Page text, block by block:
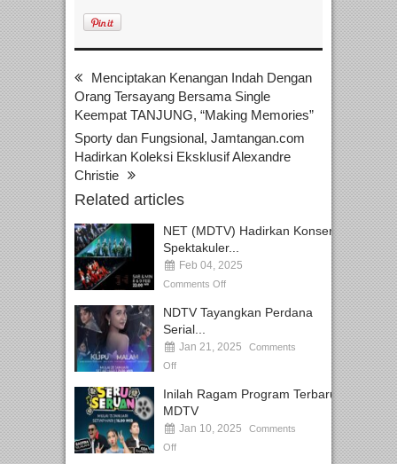
Menciptakan Kenangan Indah Dengan
Orang Tersayang Bersama Single
Keempat TANJUNG, “Making Memories”
Sporty dan Fungsional, Jamtangan.com
Hadirkan Koleksi Eksklusif Alexandre
Christie
Related articles
NET (MDTV) Hadirkan Konser
Spektakuler...
Feb 04, 2025
Comments Off
NDTV Tayangkan Perdana
Serial...
Jan 21, 2025
Comments
Off
Inilah Ragam Program Terbaru
MDTV
Jan 10, 2025
Comments
Off